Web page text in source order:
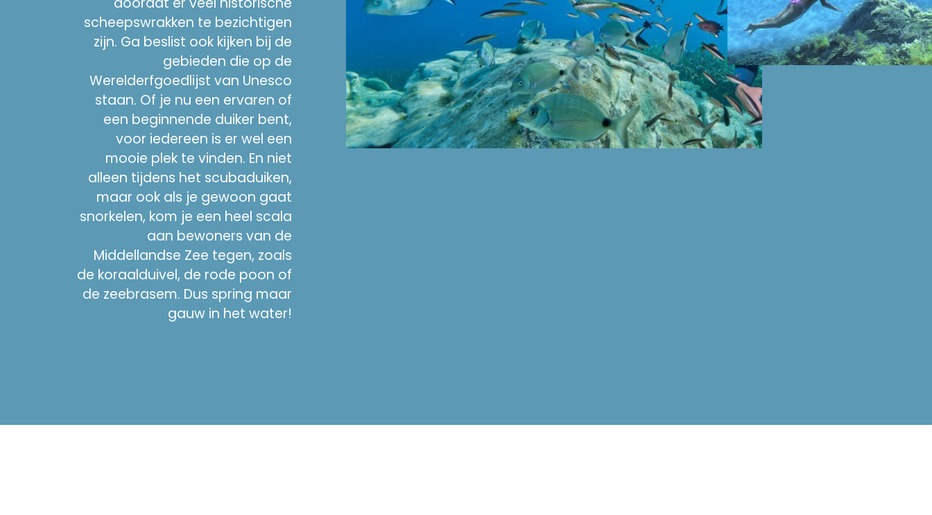
scheepswrakken te bezichtigen
zijn. Ga beslist ook kijken bij de
gebieden die op de
Werelderfgoedlijst van Unesco
staan. Of je nu een ervaren of
een beginnende duiker bent,
voor iedereen is er wel een
mooie plek te vinden. En niet
alleen tijdens het scubaduiken,
maar ook als je gewoon gaat
snorkelen, kom je een heel scala
aan bewoners van de
Middellandse Zee tegen, zoals
de koraalduivel, de rode poon of
de zeebrasem. Dus spring maar
gauw in het water!